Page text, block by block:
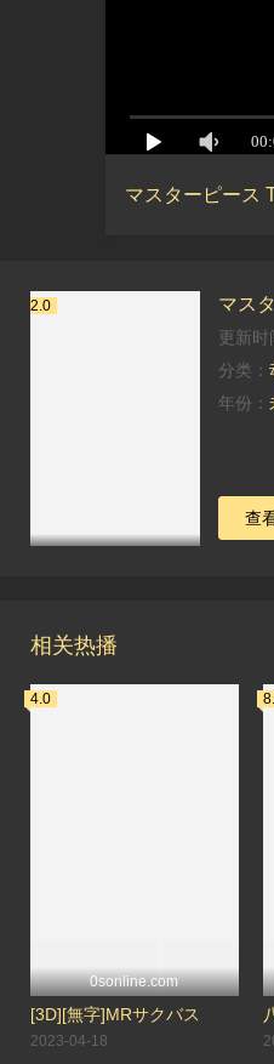
2.0 マス
更新时
分类：
年份：
查
相关热播
4.0
0sonline.com
[3D][無字]MRサクバス
2023-04-18